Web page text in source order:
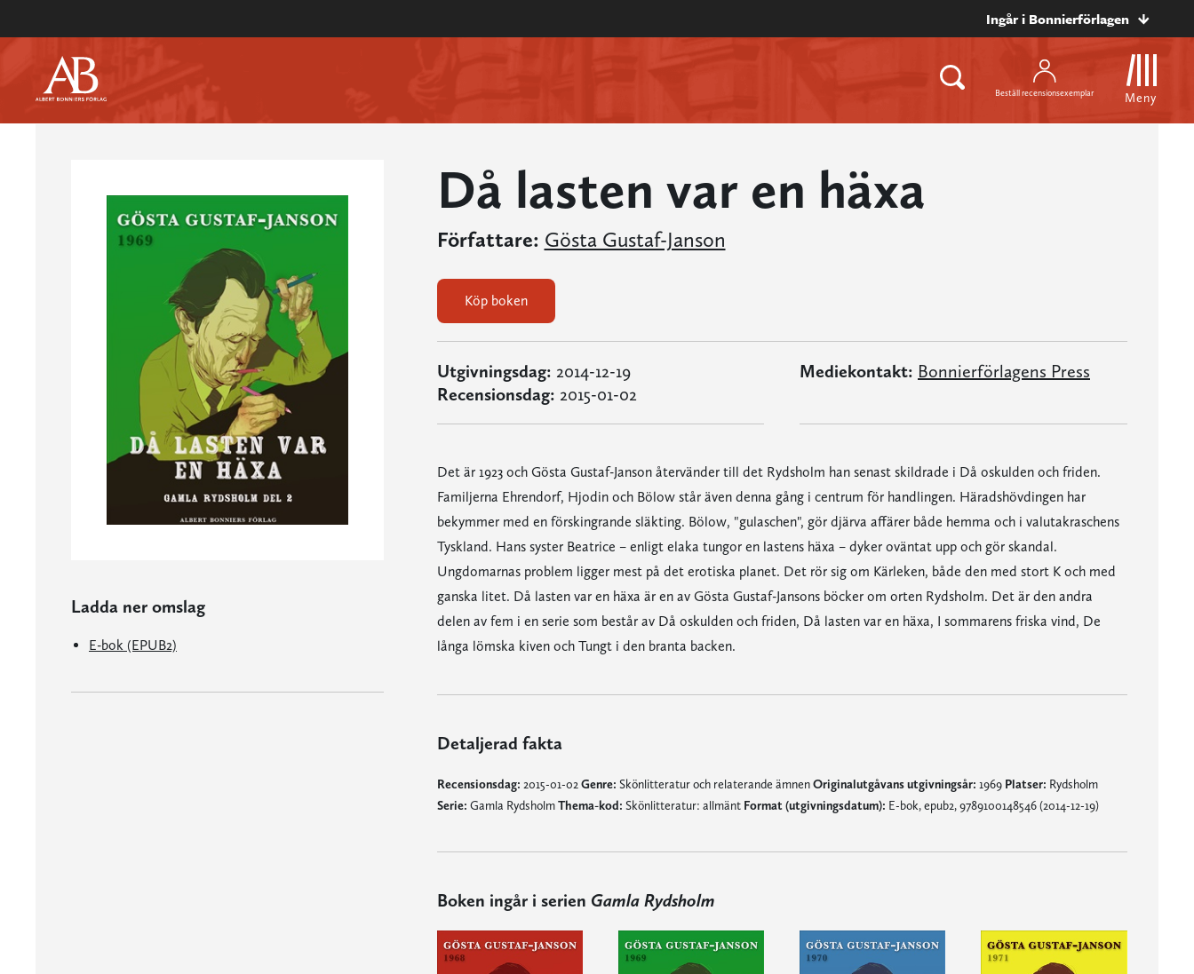
Ingår i Bonnierförlagen
Beställ recensionsexemplar Meny
Ladda ner omslag
E-bok (EPUB2)
Då lasten var en häxa
Författare: Gösta Gustaf-Janson
Köp boken
Utgivningsdag: 2014-12-19
Recensionsdag: 2015-01-02
Mediekontakt: Bonnierförlagens Press
Det är 1923 och Gösta Gustaf-Janson återvänder till det Rydsholm han senast skildrade i Då oskulden och friden.
Familjerna Ehrendorf, Hjodin och Bölow står även denna gång i centrum för handlingen. Häradshövdingen har
bekymmer med en förskingrande släkting. Bölow, "gulaschen", gör djärva affärer både hemma och i valutakraschens
Tyskland. Hans syster Beatrice – enligt elaka tungor en lastens häxa – dyker oväntat upp och gör skandal.
Ungdomarnas problem ligger mest på det erotiska planet. Det rör sig om Kärleken, både den med stort K och med
ganska litet. Då lasten var en häxa är en av Gösta Gustaf-Jansons böcker om orten Rydsholm. Det är den andra
delen av fem i en serie som består av Då oskulden och friden, Då lasten var en häxa, I sommarens friska vind, De
långa lömska kiven och Tungt i den branta backen.
Detaljerad fakta
Recensionsdag: 2015-01-02 Genre: Skönlitteratur och relaterande ämnenOriginalutgåvans utgivningsår: 1969 Platser: Rydsholm
Serie: Gamla RydsholmThema-kod: Skönlitteratur: allmänt Format (utgivningsdatum): E-bok, epub2, 9789100148546 (2014-12-19)
Boken ingår i serien Gamla Rydsholm